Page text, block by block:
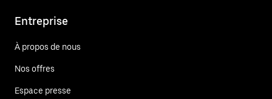
Entreprise
À propos de nous
Nos offres
Espace presse